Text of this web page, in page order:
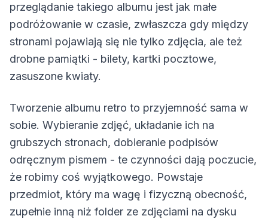
przeglądanie takiego albumu jest jak małe
podróżowanie w czasie, zwłaszcza gdy między
stronami pojawiają się nie tylko zdjęcia, ale też
drobne pamiątki - bilety, kartki pocztowe,
zasuszone kwiaty.
Tworzenie albumu retro to przyjemność sama w
sobie. Wybieranie zdjęć, układanie ich na
grubszych stronach, dobieranie podpisów
odręcznym pismem - te czynności dają poczucie,
że robimy coś wyjątkowego. Powstaje
przedmiot, który ma wagę i fizyczną obecność,
zupełnie inną niż folder ze zdjęciami na dysku